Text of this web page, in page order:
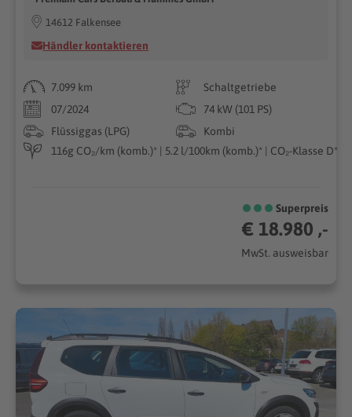
14612 Falkensee
Händler kontaktieren
7.099 km
Schaltgetriebe
07/2024
74 kW (101 PS)
Flüssiggas (LPG)
Kombi
116g CO₂/km (komb.)* | 5.2 l/100km (komb.)* | CO₂-Klasse D*
Superpreis
€ 18.980 ,-
MwSt. ausweisbar